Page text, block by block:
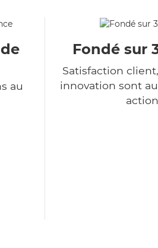
au
Fondé sur
Satisfaction
innovation sont